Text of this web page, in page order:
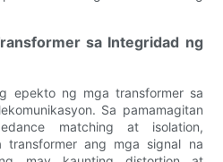
sa Integridad ng
epekto ng mga transformer sa
Sa pamamagitan
matching at isolation,
transformer ang mga signal na